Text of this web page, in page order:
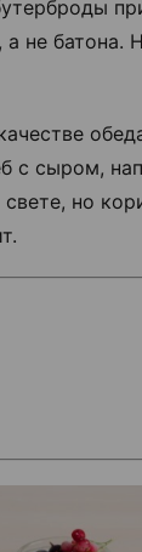
а не батона.
с сыром,
свете, но